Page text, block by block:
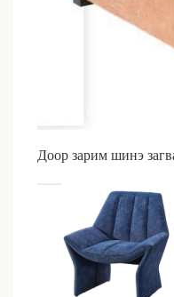
Доор зарим шинэ